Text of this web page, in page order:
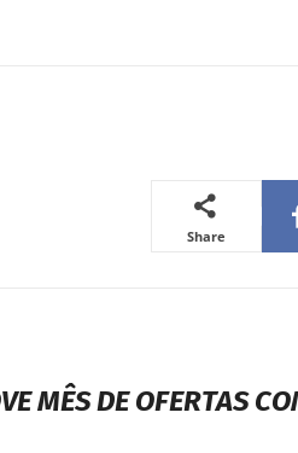
Share
MÊS DE OFERTAS